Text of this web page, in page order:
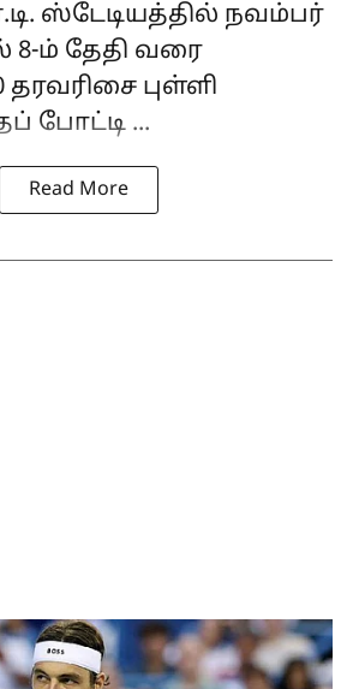
ஸ்டேடியத்தில் நவம்பர்
8-ம் தேதி வரை
தரவரிசை புள்ளி
போட்டி ...
Read More